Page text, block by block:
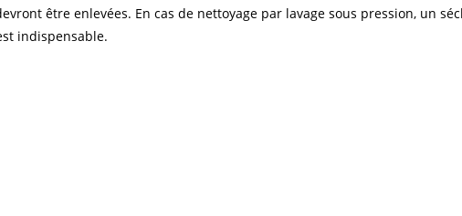
être enlevées. En cas de nettoyage par lavage sous pression, un
indispensable.